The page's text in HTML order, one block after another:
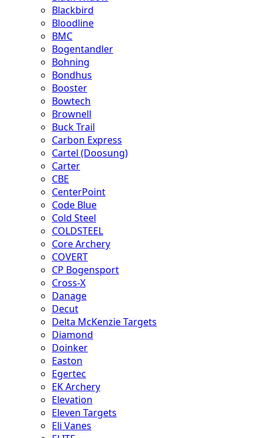
Blackbird
Bloodline
BMC
Bogentandler
Bohning
Bondhus
Booster
Bowtech
Brownell
Buck Trail
Carbon Express
Cartel (Doosung)
Carter
CBE
CenterPoint
Code Blue
Cold Steel
COLDSTEEL
Core Archery
COVERT
CP Bogensport
Cross-X
Danage
Decut
Delta McKenzie Targets
Diamond
Doinker
Easton
Egertec
EK Archery
Elevation
Eleven Targets
Eli Vanes